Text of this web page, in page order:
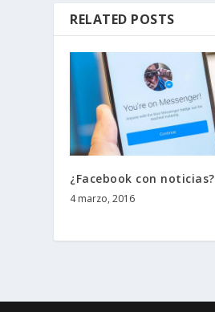
RELATED POSTS
¿Facebook con noticias?
4 marzo, 2016